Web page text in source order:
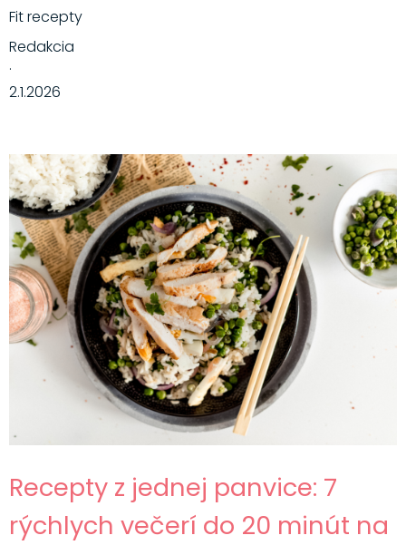
Fit recepty
Redakcia
·
2.1.2026
Recepty z jednej panvice: 7
rýchlych večerí do 20 minút na